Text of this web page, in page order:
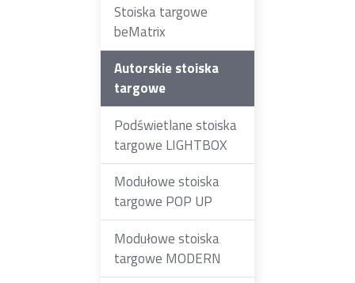
Stoiska targowe
beMatrix
Autorskie stoiska
targowe
Podświetlane stoiska
targowe LIGHTBOX
Modułowe stoiska
targowe POP UP
Modułowe stoiska
targowe MODERN